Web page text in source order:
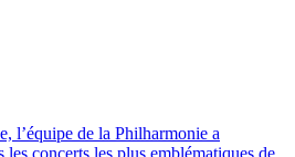
l’équipe de la Philharmonie a
les concerts les plus emblématiques de